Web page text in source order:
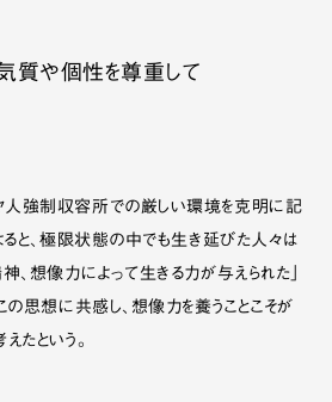
質や個性を尊重して
強制収容所での厳しい環境を克明に記
ると、極限状態の中でも生き延びた人々は
、想像力によって生きる力が与えられた」
の思想に共感し、想像力を養うことこそが
たという。